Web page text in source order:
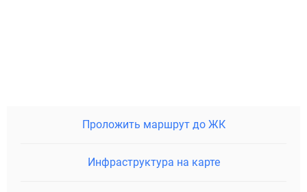
Проложить маршрут до ЖК
Инфраструктура на карте